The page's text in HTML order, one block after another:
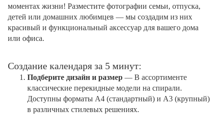
моментах жизни! Разместите фотографии семьи, отпуска,
детей или домашних любимцев — мы создадим из них
красивый и функциональный аксессуар для вашего дома
или офиса.
Создание календаря за 5 минут:
Подберите дизайн и размер — В ассортименте
классические перекидные модели на спирали.
Доступны форматы А4 (стандартный) и А3 (крупный)
в различных стилевых решениях.